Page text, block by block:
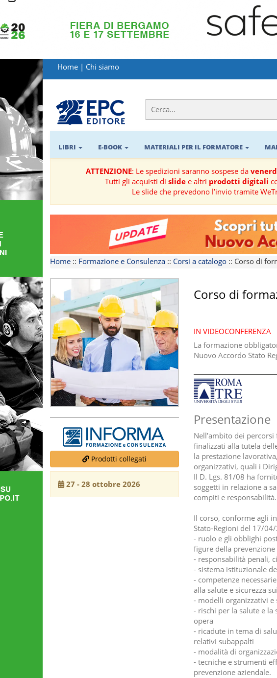
LIBRI
MATERIALI
PER
IL
FORMATORE
E-
BOOK
RIVISTE
MANUALISTICA
SOFTWARE
TEMATICHE
Home | Chi siamo
LIBRI E-BOOK MATERIALI PER IL FORMATORE
ATTENZIONE: Le spedizioni saranno sospese da
Tutti gli acquisti di slidee altri prodotti digitali
Le slide che prevedono l’invio tramite
Home :: Formazione e Consulenza :: Corsi a catalogo :: Corso di
Prodotti collegati
27 - 28 ottobre 2026
Corso di
IN VIDEOCONFERENZA
La formazione
Nuovo Accordo Stato
Presentazione
Nell’ambito dei
finalizzati alla tutela
la prestazione
organizzativi, quali i
Il D. Lgs. 81/08 ha
soggetti in relazione a
compiti e responsabilità.
Il corso, conforme agli
Stato-Regioni del 17/
- ruolo e gli obblighi
figure della prevenzione
- responsabilità penali,
- sistema istituzionale
- competenze
alla salute e sicurezza
- modelli organizzativi e
- rischi per la salute e la
opera
- ricadute in tema di
relativi subappalti
- modalità di
- tecniche e strumenti
prevenzione aziendale.